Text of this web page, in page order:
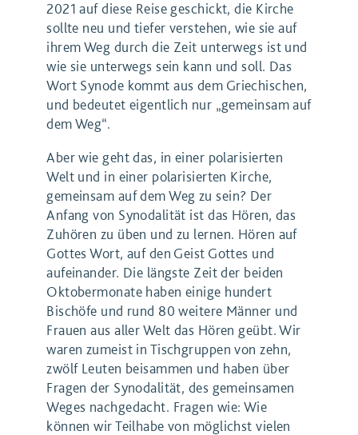
2021 auf diese Reise geschickt, die Kirche
sollte neu und tiefer verstehen, wie sie auf
ihrem Weg durch die Zeit unterwegs ist und
wie sie unterwegs sein kann und soll. Das
Wort Synode kommt aus dem Griechischen,
und bedeutet eigentlich nur „gemeinsam auf
dem Weg“.
Aber wie geht das, in einer polarisierten
Welt und in einer polarisierten Kirche,
gemeinsam auf dem Weg zu sein? Der
Anfang von Synodalität ist das Hören, das
Zuhören zu üben und zu lernen. Hören auf
Gottes Wort, auf den Geist Gottes und
aufeinander. Die längste Zeit der beiden
Oktobermonate haben einige hundert
Bischöfe und rund 80 weitere Männer und
Frauen aus aller Welt das Hören geübt. Wir
waren zumeist in Tischgruppen von zehn,
zwölf Leuten beisammen und haben über
Fragen der Synodalität, des gemeinsamen
Weges nachgedacht. Fragen wie: Wie
können wir Teilhabe von möglichst vielen